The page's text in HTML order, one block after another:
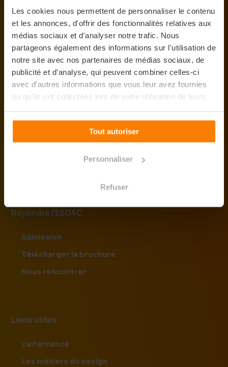
Les cookies nous permettent de personnaliser le contenu
et les annonces, d'offrir des fonctionnalités relatives aux
médias sociaux et d'analyser notre trafic. Nous
partageons également des informations sur l'utilisation de
notre site avec nos partenaires de médias sociaux, de
publicité et d'analyse, qui peuvent combiner celles-ci
avec d'autres informations que vous leur avez fournies
ou qu'ils ont collectées lors de votre utilisation de leurs
Tout autoriser
Personnaliser
Refuser
Rennes
Paris
Nos formations
Arts & Design
Design Graphique
Rejoindre l'ESDAC
Admission
Télécharger la brochure
Nous rencontrer
Liens utiles
L'alternance
Les métiers du design